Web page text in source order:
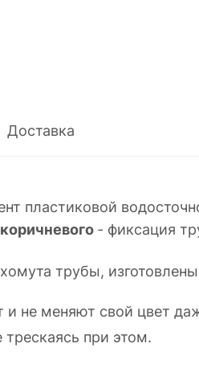
Доставка
пластиковой
- фиксация
трубы,
не меняют свой цвет
при этом.